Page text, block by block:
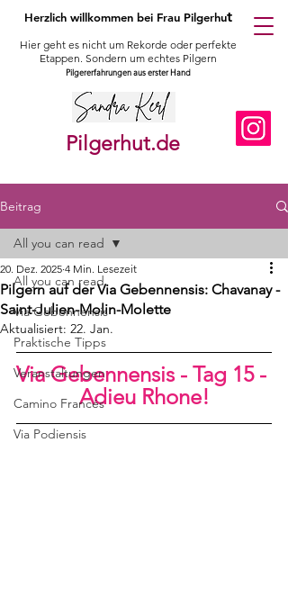
Pilgerhut.de
Herzlich willkommen bei Frau Pilgerhut
Hier geht es nicht um Rekorde oder perfekte
Etappen. Sondern um echtes Pilgern
Pilgererfahrungen aus erster Hand
Beitrag
All you can read
Via Gebennensis
Praktische Tipps
Veranstaltungen
Camino Francés
Via Podiensis
All you can read
Pilgern auf der Via Gebennensis: Chavanay -
Saint-Julien-Molin-Molette
20. Dez. 2025 4 Min. Lesezeit
Aktualisiert: 22. Jan.
Via Gebennensis - Tag 15 -
Adieu Rhone!